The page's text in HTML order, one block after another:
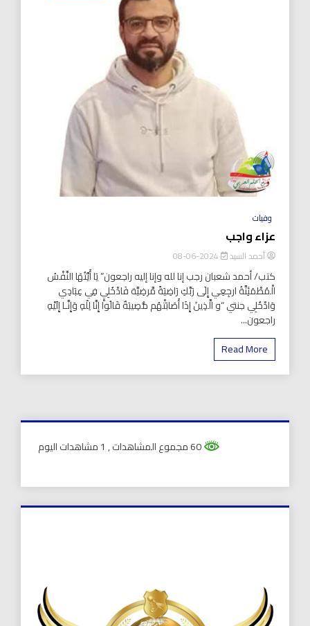
وفيات
عزاء واجب
أحمد السيد
كتب/ أحمد شعبان رجب إنا لله وإنا إليه راجعون” يَا أَيَّتُهَا النَّفْسُ
الْمُطْمَئِنَّةُ ارجِعِي إِلَى رَبِّكِ رَاضِيَةً مَّرضِيَّة فَادْخُلِي فِي عِبَادِي
وَادْخُلِي جنتي “و الَّذِينَ إِذَا أَصَابَتْهُم مُّصِيبَةٌ قَالُواْ إِنَّا لِلّهِ وَإِنَّـا إِلَيْهِ
راجعون...
Read More
, 1 مشاهدات اليوم